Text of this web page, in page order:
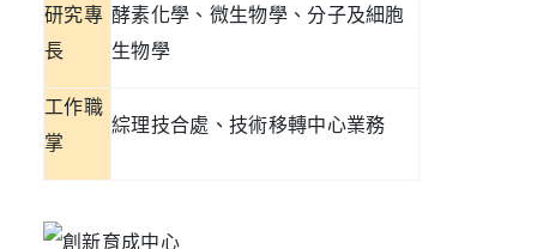
研究專
長
酵素化學、微生物學、分子及細胞
生物學
工作職
掌
綜理技合處、技術移轉中心業務